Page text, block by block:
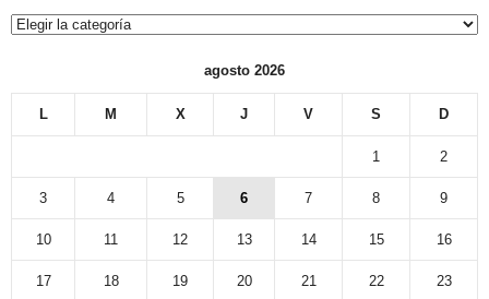
Categorías
agosto 2026
L M X J V S D
1 2
3 4 5 6 7 8 9
10 11 12 13 14 15 16
17 18 19 20 21 22 23